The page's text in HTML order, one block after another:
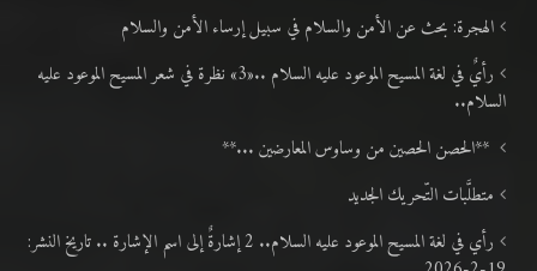
الهجرة: بحث عن الأمن والسلام في سبيل إرساء الأمن والسلام
رأيٌ في لغة المسيح الموعود عليه السلام ..«3» نظرة في شعر المسيح الموعود عليه
السلام..
**الحصن الحصين من وساوس المعارضين ...**
متطلَّبات التّحريك الجديد
رأي في لغة المسيح الموعود عليه السلام.. 2 إشارةٌ إلى اسم الإشارة .. تاريخ النشر: